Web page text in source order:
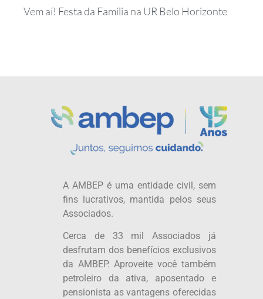
Vem aí! Festa da Família na UR Belo Horizonte
A AMBEP é uma entidade civil, sem
fins lucrativos, mantida pelos seus
Associados.
Cerca de 33 mil Associados já
desfrutam dos benefícios exclusivos
da AMBEP. Aproveite você também
petroleiro da ativa, aposentado e
pensionista as vantagens oferecidas